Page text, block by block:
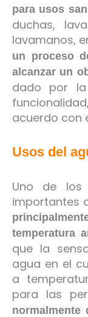
para usos
duchas,
lavamanos,
un proceso
alcanzar un
dado por
acuerdo con
Usos del
Uno de los
importantes
temperatura
que la
agua en el
a
para las
normalmente